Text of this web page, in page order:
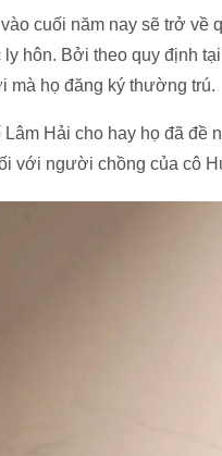
cuối năm nay sẽ trở
hôn. Bởi theo quy định
mà họ đăng ký thường trú.
Hải cho hay họ đã đề
với người chồng của cô